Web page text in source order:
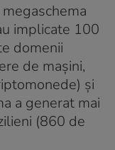
implicate 100
domenii
de mașini,
și
a generat mai
(860 de